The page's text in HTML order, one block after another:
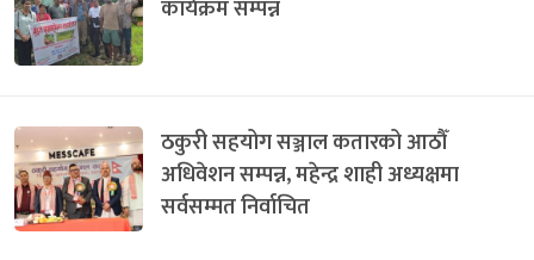
कार्यक्रम सम्पन्न
ठकुरी सहयोग सञ्जाल कतारको आठौँ
अधिवेशन सम्पन्न, महेन्द्र शाही अध्यक्षमा
सर्वसम्मत निर्वाचित